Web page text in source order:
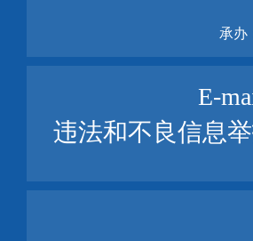
承办
E-
违法和不良信息